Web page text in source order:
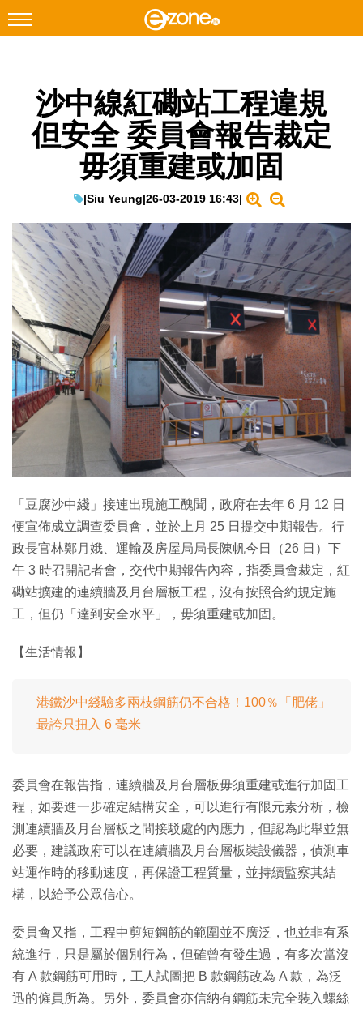
Facebook Instagram
科技焦點
教學評測
EduTech
IT Times
生成式AI與雲端應用
Enterprise Digital Transformation
特集
沙中線紅磡站工程違規
但安全 委員會報告裁定
毋須重建或加固
|Siu Yeung|26-03-2019 16:43|
「豆腐沙中綫」接連出現施工醜聞，政府在去年 6 月 12 日
便宣佈成立調查委員會，並於上月 25 日提交中期報告。行
政長官林鄭月娥、運輸及房屋局局長陳帆今日（26 日）下
午 3 時召開記者會，交代中期報告內容，指委員會裁定，紅
磡站擴建的連續牆及月台層板工程，沒有按照合約規定施
工，但仍「達到安全水平」，毋須重建或加固。
【生活情報】
港鐵沙中綫驗多兩枝鋼筋仍不合格！100％「肥佬」
最誇只扭入 6 毫米
委員會在報告指，連續牆及月台層板毋須重建或進行加固工
程，如要進一步確定結構安全，可以進行有限元素分析，檢
測連續牆及月台層板之間接駁處的內應力，但認為此舉並無
必要，建議政府可以在連續牆及月台層板裝設儀器，偵測車
站運作時的移動速度，再保證工程質量，並持續監察其結
構，以給予公眾信心。
委員會又指，工程中剪短鋼筋的範圍並不廣泛，也並非有系
統進行，只是屬於個別行為，但確曾有發生過，有多次當沒
有 A 款鋼筋可用時，工人試圖把 B 款鋼筋改為 A 款，為泛
迅的僱員所為。另外，委員會亦信納有鋼筋未完全裝入螺絲